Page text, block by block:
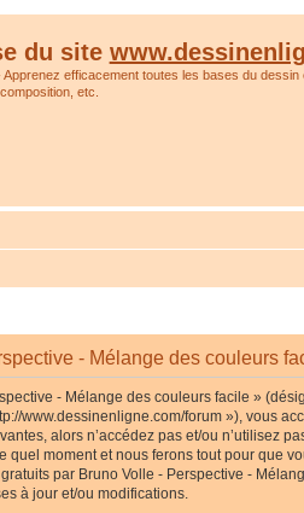
du site
efficacement toutes les bases du dessin
etc.
- Mélange des couleurs
- Mélange des couleurs facile »
www.dessinenligne.com/forum »), vous
alors n’accédez pas et/ou n’utilisez
moment et nous ferons tout pour que
par Bruno Volle - Perspective -
à jour et/ou modifications.